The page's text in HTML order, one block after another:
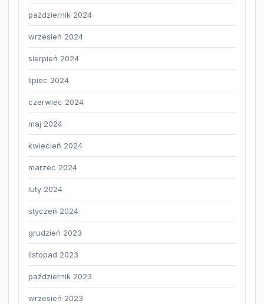
październik 2024
wrzesień 2024
sierpień 2024
lipiec 2024
czerwiec 2024
maj 2024
kwiecień 2024
marzec 2024
luty 2024
styczeń 2024
grudzień 2023
listopad 2023
październik 2023
wrzesień 2023